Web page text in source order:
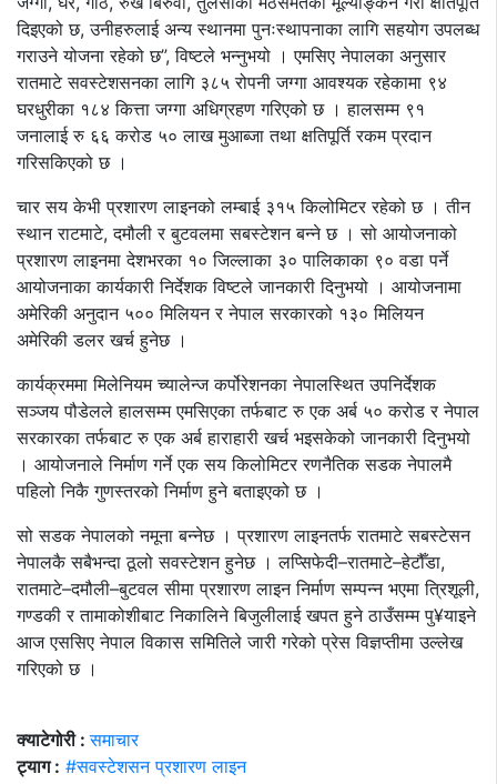
दिइएको छ, उनीहरुलाई अन्य स्थानमा पुनःस्थापनाका लागि सहयोग उपलब्ध
गराउने योजना रहेको छ”, विष्टले भन्नुभयो । एमसिए नेपालका अनुसार
रातमाटे सवस्टेशसनका लागि ३८५ रोपनी जग्गा आवश्यक रहेकामा ९४
घरधुरीका १८४ कित्ता जग्गा अधिग्रहण गरिएको छ । हालसम्म ९१
जनालाई रु ६६ करोड ५० लाख मुआब्जा तथा क्षतिपूर्ति रकम प्रदान
गरिसकिएको छ ।
चार सय केभी प्रशारण लाइनको लम्बाई ३१५ किलोमिटर रहेको छ । तीन
स्थान राटमाटे, दमौली र बुटवलमा सबस्टेशन बन्ने छ । सो आयोजनाको
प्रशारण लाइनमा देशभरका १० जिल्लाका ३० पालिकाका ९० वडा पर्ने
आयोजनाका कार्यकारी निर्देशक विष्टले जानकारी दिनुभयो । आयोजनामा
अमेरिकी अनुदान ५०० मिलियन र नेपाल सरकारको १३० मिलियन
अमेरिकी डलर खर्च हुनेछ ।
कार्यक्रममा मिलेनियम च्यालेन्ज कर्पोरेशनका नेपालस्थित उपनिर्देशक
सञ्जय पौडेलले हालसम्म एमसिएका तर्फबाट रु एक अर्ब ५० करोड र नेपाल
सरकारका तर्फबाट रु एक अर्ब हाराहारी खर्च भइसकेको जानकारी दिनुभयो
। आयोजनाले निर्माण गर्ने एक सय किलोमिटर रणनैतिक सडक नेपालमै
पहिलो निकै गुणस्तरको निर्माण हुने बताइएको छ ।
सो सडक नेपालको नमूना बन्नेछ । प्रशारण लाइनतर्फ रातमाटे सबस्टेसन
नेपालकै सबैभन्दा ठूलो सवस्टेशन हुनेछ । लप्सिफेदी–रातमाटे–हेटौँडा,
रातमाटे–दमौली–बुटवल सीमा प्रशारण लाइन निर्माण सम्पन्न भएमा त्रिशूली,
गण्डकी र तामाकोशीबाट निकालिने बिजुलीलाई खपत हुने ठाउँसम्म पु¥याइने
आज एससिए नेपाल विकास समितिले जारी गरेको प्रेस विज्ञप्तीमा उल्लेख
गरिएको छ ।
क्याटेगोरी :समाचार
ट्याग : #सवस्टेशसन प्रशारण लाइन